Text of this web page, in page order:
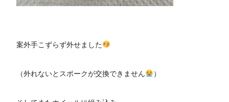
案外手こずらず外せました
（外れないとスポークが交換できません ）